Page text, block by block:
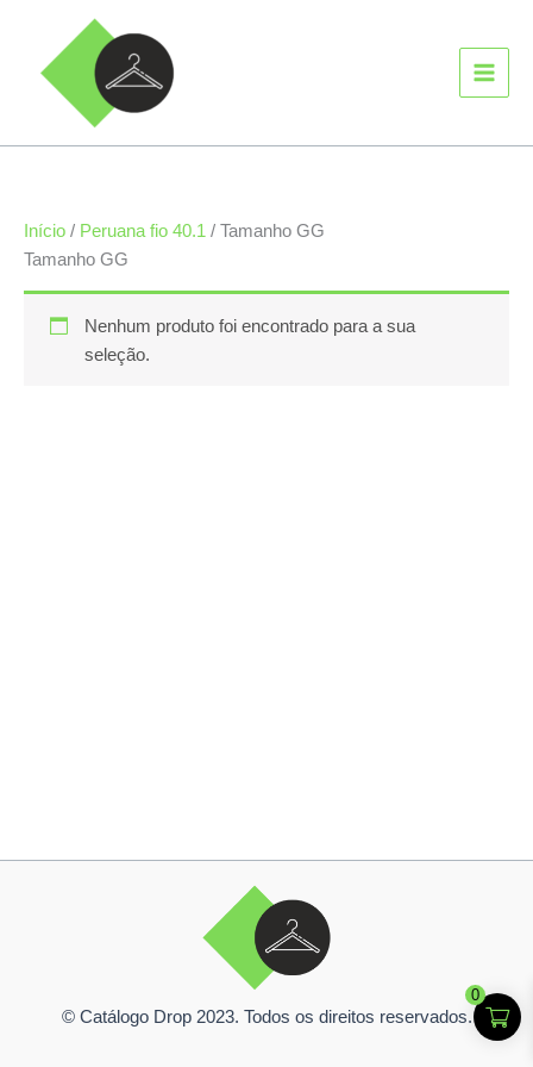
conteúdo
Início / Peruana fio 40.1 / Tamanho GG
Tamanho GG
Nenhum produto foi encontrado para a sua
seleção.
© Catálogo Drop 2023. Todos os direitos reservados.
0